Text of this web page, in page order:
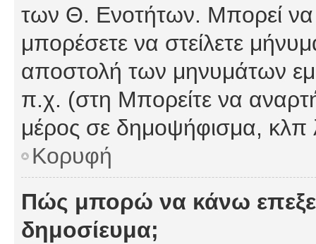
των Θ. Ενοτήτων. Μπορεί να
μπορέσετε να στείλετε
αποστολή των μηνυμάτων
π.χ. (στη Μπορείτε να
μέρος σε δημοψήφισμα, κλπ
Κορυφή
Πώς μπορώ να κάνω
δημοσίευμα;